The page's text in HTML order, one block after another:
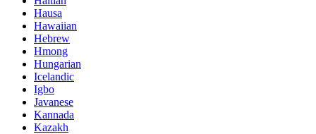
Hausa
Hawaiian
Hebrew
Hmong
Hungarian
Icelandic
Igbo
Javanese
Kannada
Kazakh